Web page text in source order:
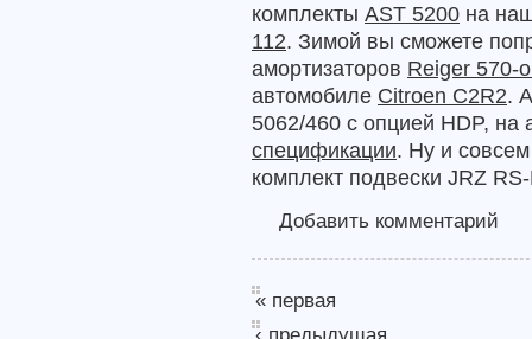
комплекты AST 5200 на
112. Зимой вы сможете
амортизаторов Reiger 570-
автомобиле Citroen C2R2.
5062/460 c опцией HDP, на
спецификации. Ну и
комплект подвески JRZ
Добавить комментарий
« первая